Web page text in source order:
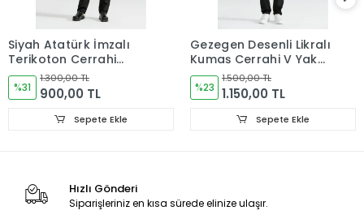
Siyah Atatürk İmzalı
Terikoton Cerrahi
Forma Takımı İnce
Kumaş Dr. Greys Kesim
%31
1.300,00 TL
900,00 TL
Sepete Ekle
Gezegen Desenli Likralı
Kumaş Cerrahi V Yaka
Takım
%23
1.500,00 TL
1.150,00 TL
Sepete Ekle
Hızlı Gönderi
Siparişleriniz en kısa sürede elinize ulaşır.